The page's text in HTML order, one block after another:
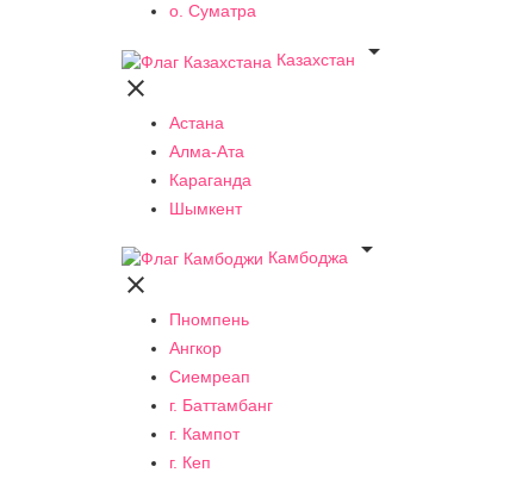
о. Суматра
Казахстан


Астана
Алма-Ата
Караганда
Шымкент
Камбоджа


Пномпень
Ангкор
Сиемреап
г. Баттамбанг
г. Кампот
г. Кеп